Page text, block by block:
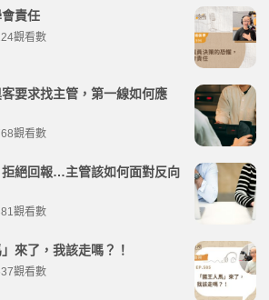
責任
觀看數
客要求找主管，第一線如何應
觀看數
絕回報…主管該如何面對反向
觀看數
來了，我該走嗎？！
觀看數